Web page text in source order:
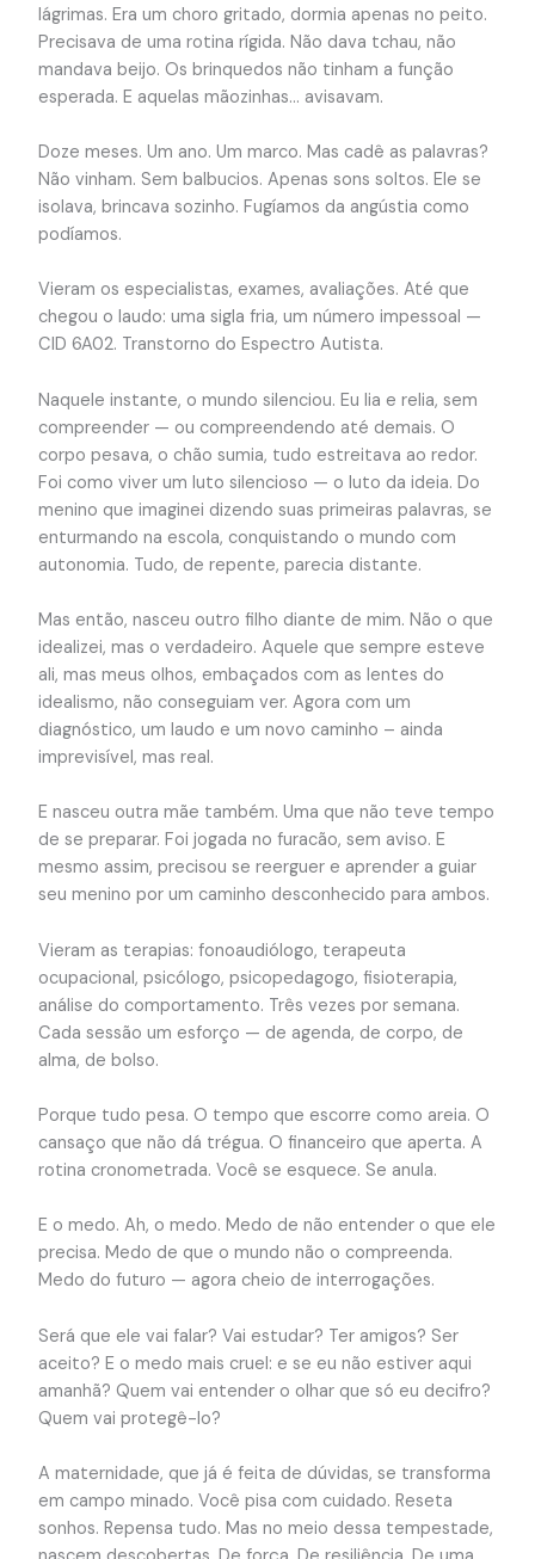
lágrimas. Era um choro gritado, dormia apenas no peito.
Precisava de uma rotina rígida. Não dava tchau, não
mandava beijo. Os brinquedos não tinham a função
esperada. E aquelas mãozinhas… avisavam.
Doze meses. Um ano. Um marco. Mas cadê as palavras?
Não vinham. Sem balbucios. Apenas sons soltos. Ele se
isolava, brincava sozinho. Fugíamos da angústia como
podíamos.
Vieram os especialistas, exames, avaliações. Até que
chegou o laudo: uma sigla fria, um número impessoal —
CID 6A02. Transtorno do Espectro Autista.
Naquele instante, o mundo silenciou. Eu lia e relia, sem
compreender — ou compreendendo até demais. O
corpo pesava, o chão sumia, tudo estreitava ao redor.
Foi como viver um luto silencioso — o luto da ideia. Do
menino que imaginei dizendo suas primeiras palavras, se
enturmando na escola, conquistando o mundo com
autonomia. Tudo, de repente, parecia distante.
Mas então, nasceu outro filho diante de mim. Não o que
idealizei, mas o verdadeiro. Aquele que sempre esteve
ali, mas meus olhos, embaçados com as lentes do
idealismo, não conseguiam ver. Agora com um
diagnóstico, um laudo e um novo caminho – ainda
imprevisível, mas real.
E nasceu outra mãe também. Uma que não teve tempo
de se preparar. Foi jogada no furacão, sem aviso. E
mesmo assim, precisou se reerguer e aprender a guiar
seu menino por um caminho desconhecido para ambos.
Vieram as terapias: fonoaudiólogo, terapeuta
ocupacional, psicólogo, psicopedagogo, fisioterapia,
análise do comportamento. Três vezes por semana.
Cada sessão um esforço — de agenda, de corpo, de
alma, de bolso.
Porque tudo pesa. O tempo que escorre como areia. O
cansaço que não dá trégua. O financeiro que aperta. A
rotina cronometrada. Você se esquece. Se anula.
E o medo. Ah, o medo. Medo de não entender o que ele
precisa. Medo de que o mundo não o compreenda.
Medo do futuro — agora cheio de interrogações.
Será que ele vai falar? Vai estudar? Ter amigos? Ser
aceito? E o medo mais cruel: e se eu não estiver aqui
amanhã? Quem vai entender o olhar que só eu decifro?
Quem vai protegê-lo?
A maternidade, que já é feita de dúvidas, se transforma
em campo minado. Você pisa com cuidado. Reseta
sonhos. Repensa tudo. Mas no meio dessa tempestade,